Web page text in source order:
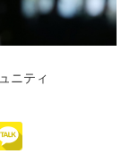
ニティ